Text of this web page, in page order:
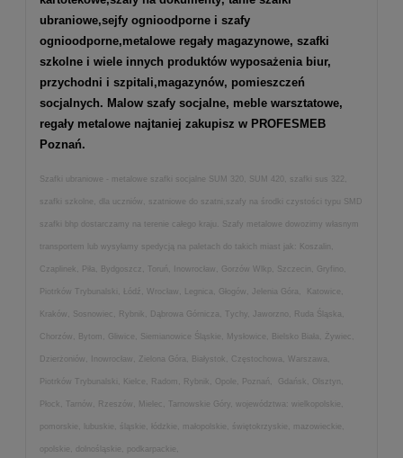
ubraniowe,sejfy ognioodporne i szafy
ognioodporne,metalowe regały magazynowe, szafki
szkolne i wiele innych produktów wyposażenia biur,
przychodni i szpitali,magazynów, pomieszczeń
socjalnych. Malow szafy socjalne, meble warsztatowe,
regały metalowe najtaniej zakupisz w PROFESMEB
Poznań.
Szafki ubraniowe - metalowe szafki socjalne SUM 320, SUM 420, szafki sus 322,
szafki szkolne, dla uczniów, szatniowe do szatni,szafy na środki czystości typu SMD
szafki bhp dostarczamy na terenie całego kraju. Szafy metalowe dowozimy własnym
transportem lub wysyłamy spedycją na paletach do takich miast jak: Koszalin,
Czaplinek, Piła, Bydgoszcz, Toruń, Inowrocław, Gorzów Wlkp, Szczecin, Gryfino,
Piotrków Trybunalski, Łódź, Wrocław, Legnica, Głogów, Jelenia Góra, Katowice,
Kraków, Sosnowiec, Rybnik, Dąbrowa Górnicza, Tychy, Jaworzno, Ruda Śląska,
Chorzów, Bytom, Gliwice, Siemianowice Śląskie, Mysłowice, Bielsko Biała, Żywiec,
Dzierżoniów, Inowrocław, Zielona Góra, Białystok, Częstochowa, Warszawa,
Piotrków Trybunalski, Kielce, Radom, Rybnik, Opole, Poznań, Gdańsk, Olsztyn,
Płock, Tarnów, Rzeszów, Mielec, Tarnowskie Góry, województwa: wielkopolskie,
pomorskie, lubuskie, śląskie, łódzkie, małopolskie, świętokrzyskie, mazowieckie,
opolskie, dolnośląskie, podkarpackie,